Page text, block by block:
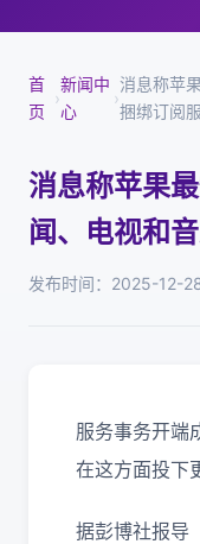
首
页
›
新闻中
心
›
消息称苹
捆绑订阅
消息称苹果
闻、电视和
发布时间：2025-12-
服务事务开端
在这方面投下
据彭博社报导